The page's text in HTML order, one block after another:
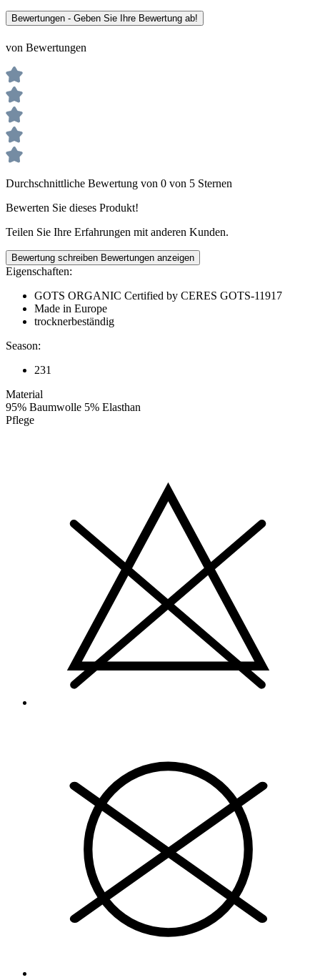
Bewertungen - Geben Sie Ihre Bewertung ab!
von Bewertungen
Durchschnittliche Bewertung von 0 von 5 Sternen
Bewerten Sie dieses Produkt!
Teilen Sie Ihre Erfahrungen mit anderen Kunden.
Bewertung schreiben Bewertungen anzeigen
Eigenschaften:
GOTS ORGANIC Certified by CERES GOTS-11917
Made in Europe
trocknerbeständig
Season:
231
Material
95% Baumwolle 5% Elasthan
Pflege